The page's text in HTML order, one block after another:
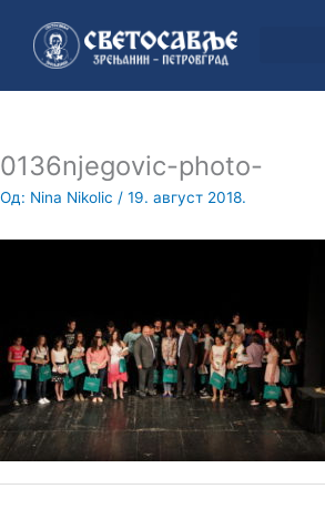
садржај
0136njegovic-photo-
Од: Nina Nikolic / 19. август 2018.